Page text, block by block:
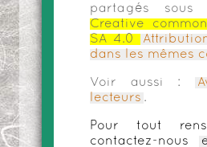
partagés
Creative
SA 4.0
dans les mêmes
Voir aussi :
lecteurs .
Pour tout
contactez-nous